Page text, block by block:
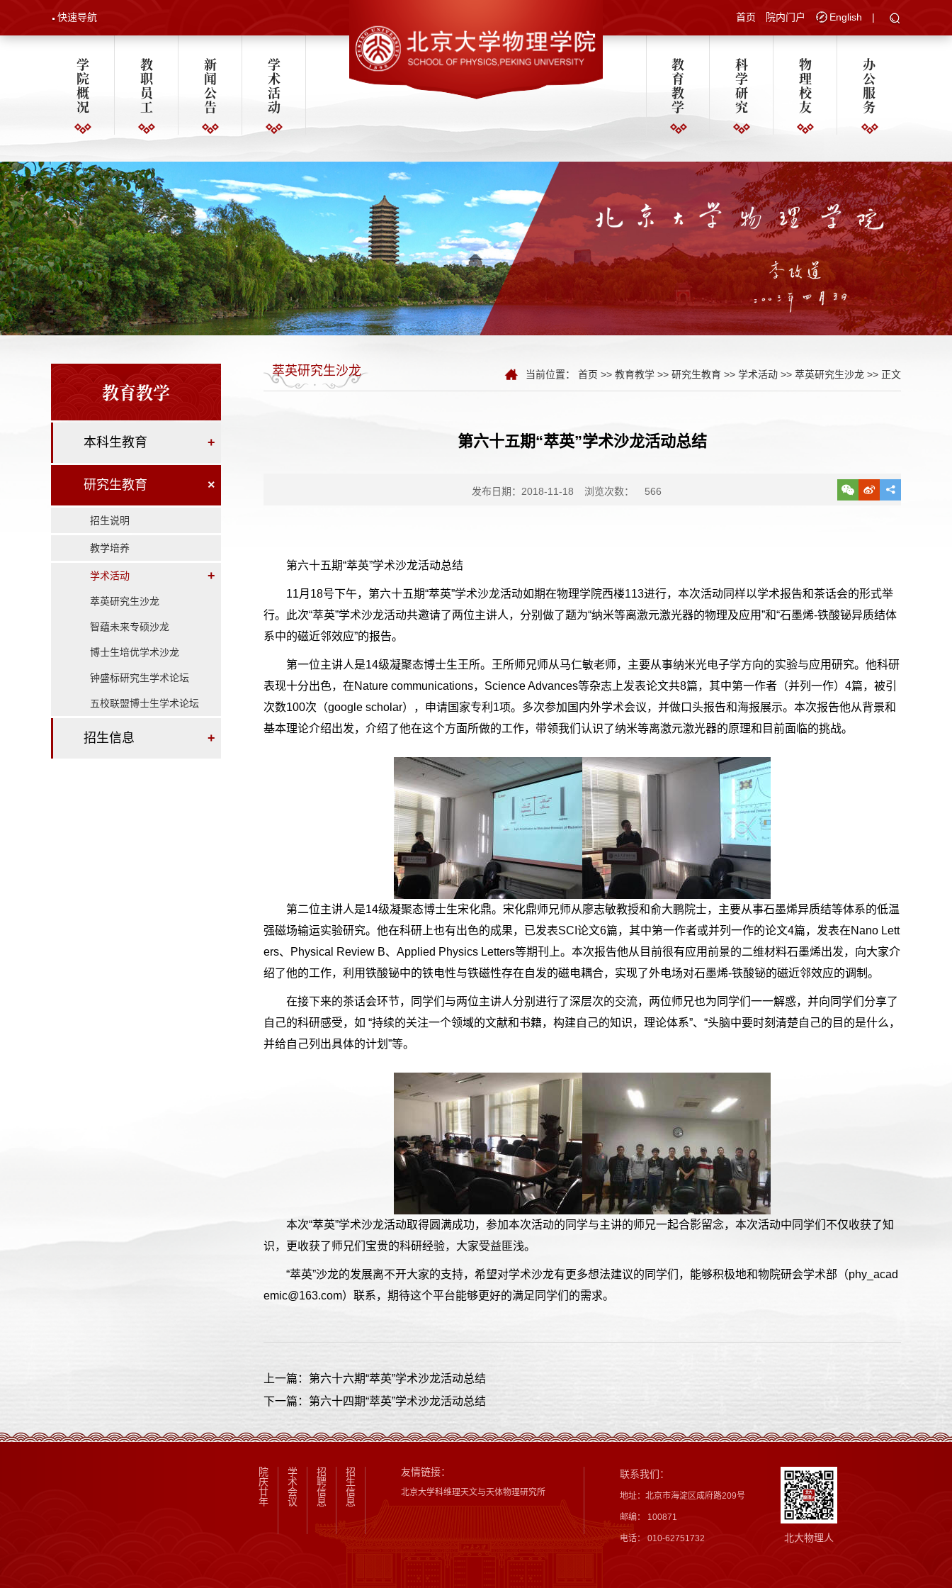
快速导航 首页 院内门户 English |
学
院
概
况
教
职
员
工
新
闻
公
告
学
术
活
动
教
育
教
学
科
学
研
究
物
理
校
友
办
公
服
务
教育教学
本科生教育 +
研究生教育 ×
招生说明
教学培养
学术活动 +
萃英研究生沙龙
智蕴未来专硕沙龙
博士生培优学术沙龙
钟盛标研究生学术论坛
五校联盟博士生学术论坛
招生信息 +
萃英研究生沙龙 当前位置： 首页 >> 教育教学 >> 研究生教育 >> 学术活动 >> 萃英研究生沙龙 >> 正文
第六十五期“萃英”学术沙龙活动总结
发布日期：2018-11-18 浏览次数： 566
第六十五期“萃英”学术沙龙活动总结
11月18号下午，第六十五期“萃英”学术沙龙活动如期在物理学院西楼113进行，本次活动同样以学术报告和茶话会的形式举
行。此次“萃英”学术沙龙活动共邀请了两位主讲人，分别做了题为“纳米等离激元激光器的物理及应用”和“石墨烯-铁酸铋异质结体
系中的磁近邻效应”的报告。
第一位主讲人是14级凝聚态博士生王所。王所师兄师从马仁敏老师，主要从事纳米光电子学方向的实验与应用研究。他科研
表现十分出色，在Nature communications，Science Advances等杂志上发表论文共8篇，其中第一作者（并列一作）4篇，被引
次数100次（google scholar），申请国家专利1项。多次参加国内外学术会议，并做口头报告和海报展示。本次报告他从背景和
基本理论介绍出发，介绍了他在这个方面所做的工作，带领我们认识了纳米等离激元激光器的原理和目前面临的挑战。
第二位主讲人是14级凝聚态博士生宋化鼎。宋化鼎师兄师从廖志敏教授和俞大鹏院士，主要从事石墨烯异质结等体系的低温
强磁场输运实验研究。他在科研上也有出色的成果，已发表SCI论文6篇，其中第一作者或并列一作的论文4篇，发表在Nano Lett
ers、Physical Review B、Applied Physics Letters等期刊上。本次报告他从目前很有应用前景的二维材料石墨烯出发，向大家介
绍了他的工作，利用铁酸铋中的铁电性与铁磁性存在自发的磁电耦合，实现了外电场对石墨烯-铁酸铋的磁近邻效应的调制。
在接下来的茶话会环节，同学们与两位主讲人分别进行了深层次的交流，两位师兄也为同学们一一解惑，并向同学们分享了
自己的科研感受，如 “持续的关注一个领域的文献和书籍，构建自己的知识，理论体系”、“头脑中要时刻清楚自己的目的是什么，
并给自己列出具体的计划”等。
本次“萃英”学术沙龙活动取得圆满成功，参加本次活动的同学与主讲的师兄一起合影留念，本次活动中同学们不仅收获了知
识，更收获了师兄们宝贵的科研经验，大家受益匪浅。
“萃英”沙龙的发展离不开大家的支持，希望对学术沙龙有更多想法建议的同学们，能够积极地和物院研会学术部（phy_acad
emic@163.com）联系，期待这个平台能够更好的满足同学们的需求。
上一篇：第六十六期“萃英”学术沙龙活动总结
下一篇：第六十四期“萃英”学术沙龙活动总结
院
庆
廿
年
学
术
会
议
招
聘
信
息
招
生
信
息
友情链接：
北京大学科维理天文与天体物理研究所
联系我们：
地址：北京市海淀区成府路209号
邮编： 100871
电话： 010-62751732 北大物理人